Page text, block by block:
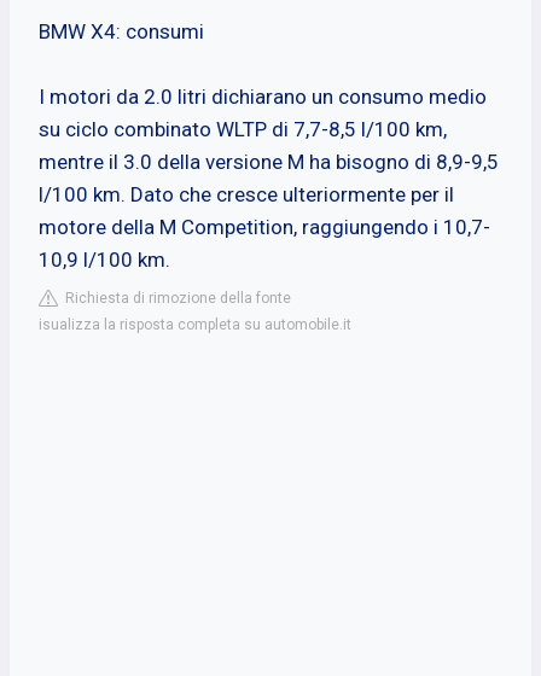
BMW X4: consumi
I motori da 2.0 litri dichiarano un consumo medio
su ciclo combinato WLTP di 7,7-8,5 l/100 km,
mentre il 3.0 della versione M ha bisogno di 8,9-9,5
l/100 km. Dato che cresce ulteriormente per il
motore della M Competition, raggiungendo i 10,7-
10,9 l/100 km.
Richiesta di rimozione della fonte
isualizza la risposta completa su automobile.it